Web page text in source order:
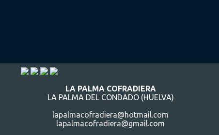
LA PALMA COFRADIERA
LA PALMA DEL CONDADO (HUELVA)
lapalmacofradiera@hotmail.com
lapalmacofradiera@gmail.com